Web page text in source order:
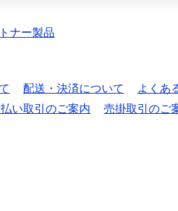
ナー製品
配送・決済について
よくあ
い取引のご案内 売掛取引のご